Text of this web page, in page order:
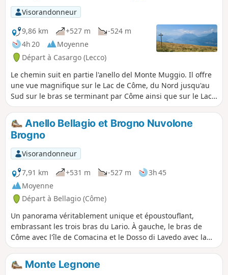
Visorandonneur
9,86 km
+527 m
-524 m
4h 20
Moyenne
Départ à Casargo (Lecco)
Le chemin suit en partie l'anello del Monte Muggio. Il offre
une vue magnifique sur le Lac de Côme, du Nord jusqu'au
Sud sur le bras se terminant par Côme ainsi que sur le Lac
de Lugano. Chemins variés : prairies, forêt, passages
rocheux. Passage par le sommet du Monte Muggio à 1799
m.
Anello Bellagio et Brogno Nuvolone
Brogno
Visorandonneur
7,91 km
+531 m -527 m
3h 45
Moyenne
Départ à Bellagio (Côme)
Un panorama véritablement unique et époustouflant,
embrassant les trois bras du Lario. À gauche, le bras de
Côme avec l'île de Comacina et le Dosso di Lavedo avec la
Villa Balbianello ; en face, la pointe du Triangle du Lario
avec Bellagio ; et à droite, le bras de Lecco au pied des
monts Grigne.
Monte Legnone